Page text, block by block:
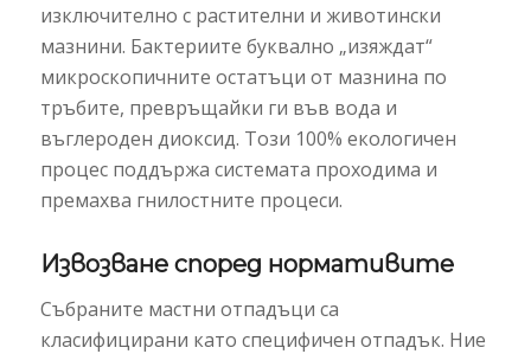
изключително с растителни и животински
мазнини. Бактериите буквално „изяждат“
микроскопичните остатъци от мазнина по
тръбите, превръщайки ги във вода и
въглероден диоксид. Този 100% екологичен
процес поддържа системата проходима и
премахва гнилостните процеси.
Извозване според нормативите
Събраните мастни отпадъци са
класифицирани като специфичен отпадък. Ние